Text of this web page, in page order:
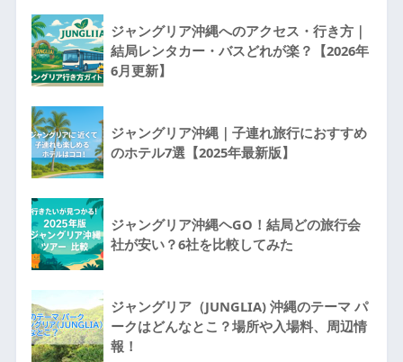
ジャングリア沖縄へのアクセス・行き方｜
結局レンタカー・バスどれが楽？【2026年
6月更新】
ジャングリア沖縄｜子連れ旅行におすすめ
のホテル7選【2025年最新版】
ジャングリア沖縄ヘGO！結局どの旅行会
社が安い？6社を比較してみた
ジャングリア（JUNGLIA) 沖縄のテーマ パ
ークはどんなとこ？場所や入場料、周辺情
報！